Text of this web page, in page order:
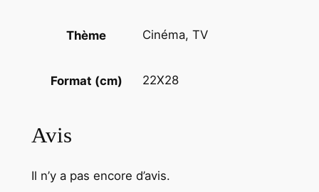
r
B
Thème Cinéma, TV
Format (cm) 22X28
Avis
Il n’y a pas encore d’avis.